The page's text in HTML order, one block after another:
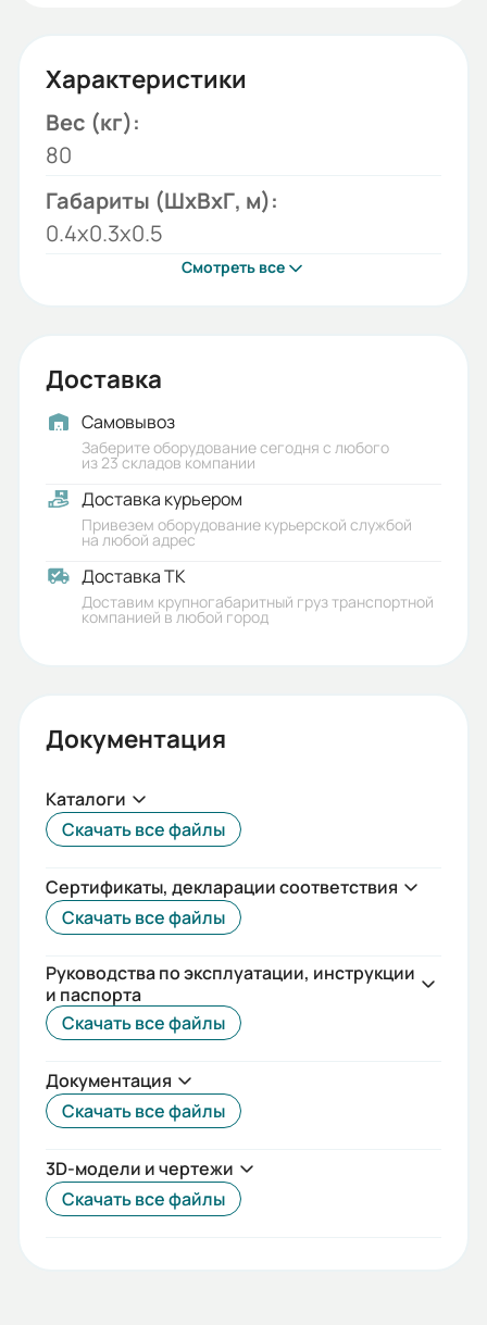
Характеристики
Вес (кг):
80
Габариты (ШхВхГ, м):
0.4x0.3x0.5
Смотреть все
Доставка
Самовывоз
Заберите оборудование сегодня с любого
из 23 складов компании
Доставка курьером
Привезем оборудование курьерской службой
на любой адрес
Доставка ТК
Доставим крупногабаритный груз транспортной
компанией в любой город
Документация
Каталоги
Скачать все файлы
Сертификаты, декларации соответствия
Скачать все файлы
Руководства по эксплуатации, инструкции
и паспорта
Скачать все файлы
Документация
Скачать все файлы
3D-модели и чертежи
Скачать все файлы